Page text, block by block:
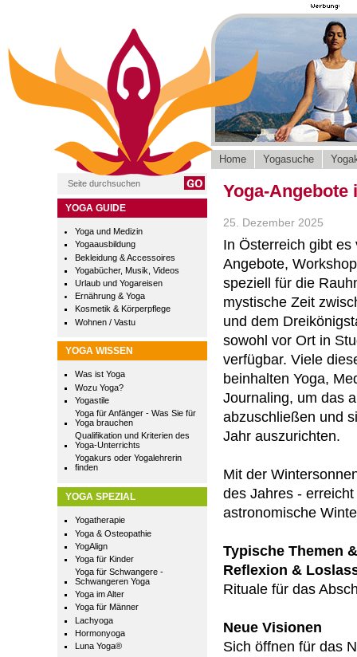
YOGA GUIDE
Yoga und Medizin
Yogaausbildung
Bekleidung & Accessoires
Yogabücher, Musik, Videos
Urlaub und Yogareisen
Ernährung & Yoga
Kosmetik & Körperpflege
Wohnen / Vastu
YOGA WISSEN
Was ist Yoga
Wozu Yoga?
Yogastile
Yoga für Anfänger - Was Sie für
Yoga brauchen
Qualifikation und Kriterien des
Yoga-Unterrichts
Yogakurs oder Yogalehrerin
finden
YOGA SPEZIAL
Yogatherapie
Yoga & Osteopathie
YogAlign
Yoga für Kinder
Yoga für Schwangere -
Schwangeren Yoga
Yoga im Alter
Yoga für Männer
Lachyoga
Hormonyoga
Luna Yoga®
Home Yogasuche
Yoga-Angebote
25. Dezember 2025
In Österreich gibt es
Angebote,
speziell für die
mystische Zeit
und dem
sowohl vor Ort in
verfügbar. Viele
beinhalten Yoga,
Journaling, um das
abzuschließen und
Jahr auszurichten.
Mit der
des Jahres -
astronomische
Typische Themen
Reflexion &
Rituale für das
Neue Visionen
Sich öffnen für das